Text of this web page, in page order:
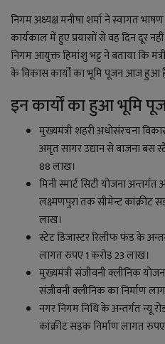
निगम अध्यक्ष मनीषा शर्मा ने स्वागत
कार्यकाल में हुए प्रयासों से वह दिन दूर
निगम आयुक्त हिमांशु भट्ट ने बताया कि
के विकास कार्यों का भूमि पूजन आज हुआ
इन कार्यों का हुआ भूमि
मुख्यमंत्री शहरी अधोसंरचना
अमृत सागर उद्यान से बाजना बस
88 लाख।
मिनी स्मार्ट सिटी योजना
लक्ष्मणपुरा तक सीमेन्ट कांक्रीट
लाख।
स्टेट डिजास्टर रिलीफ फंड के
लागत रुपए 1 करोड़ 23 लाख।
मुख्यमंत्री संजीवनी क्लीनिक
संजीवनी क्लीनिक का निर्माण
नगर निगम निधि के अन्तर्गत न्यू
कांक्रीट सड़क निर्माण लागत